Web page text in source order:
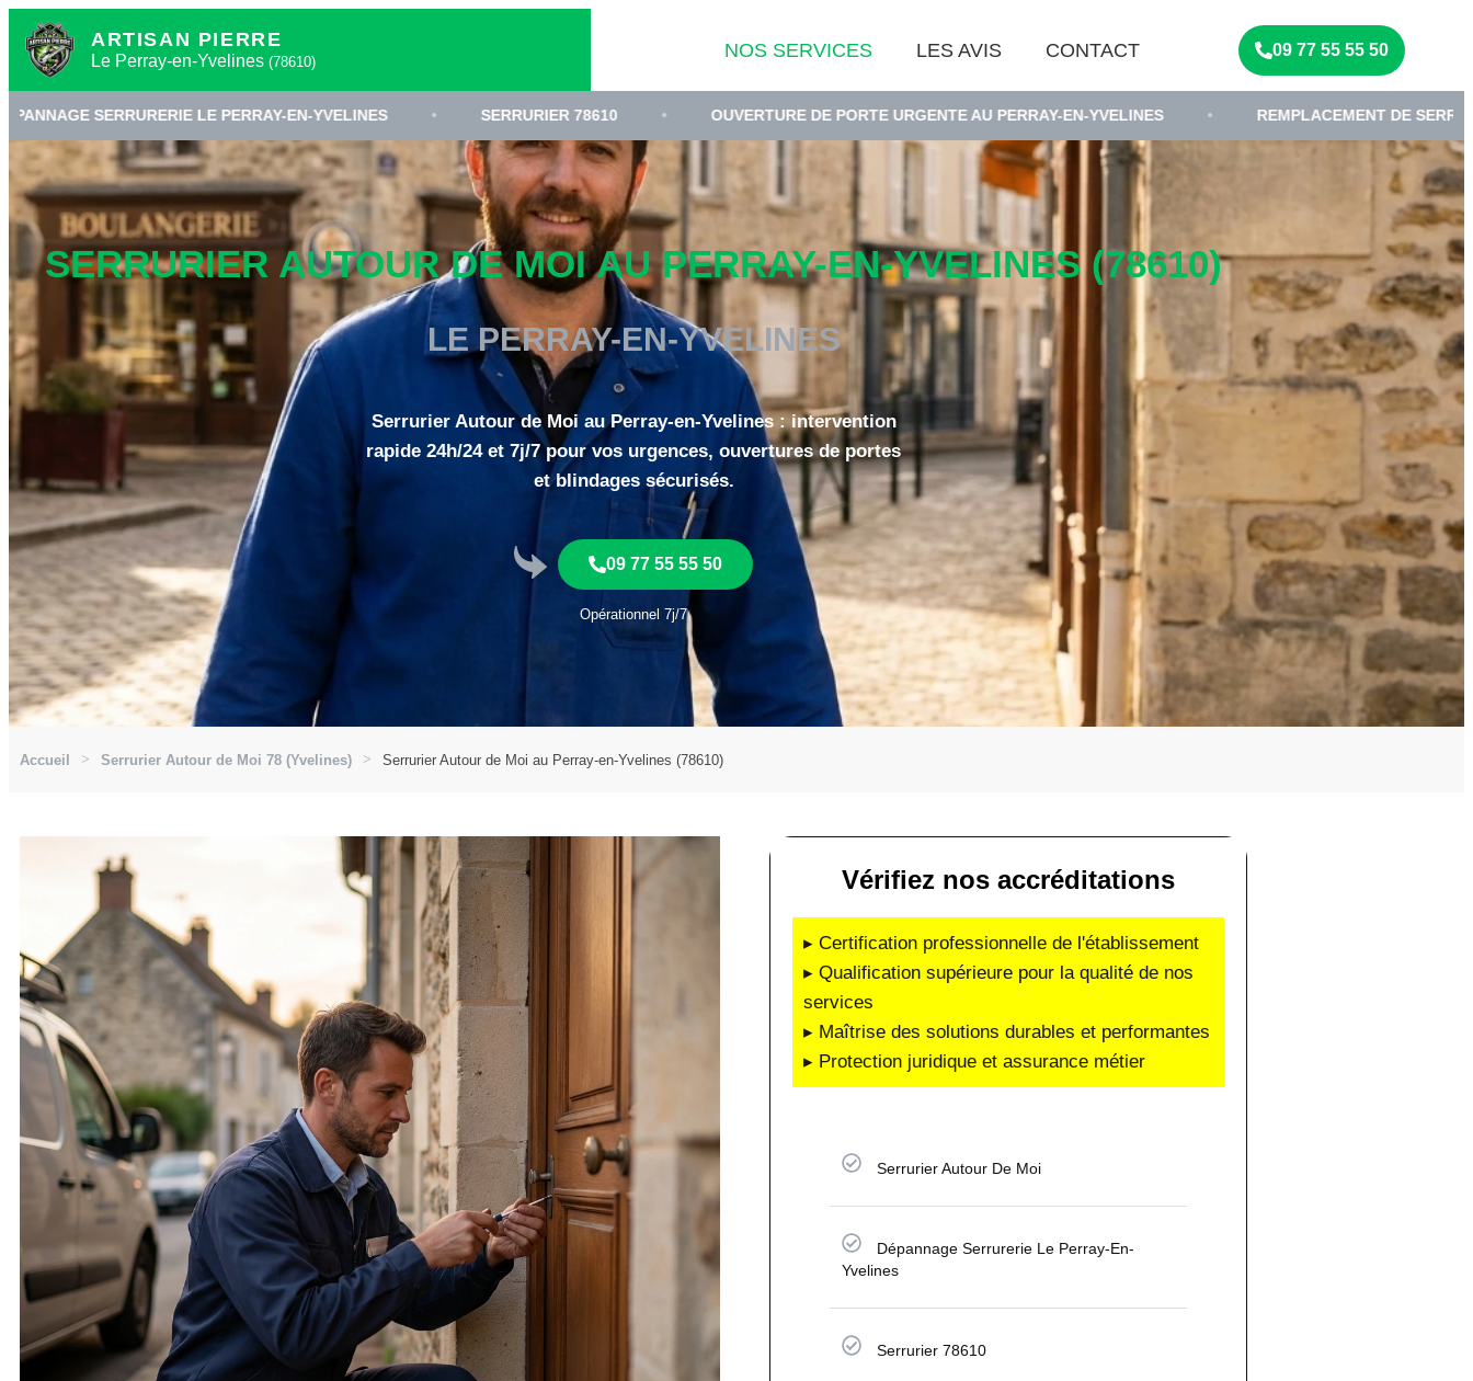
ARTISAN PIERRE
Le Perray-en-Yvelines (78610)
NOS SERVICES LES AVIS CONTACT 09 77 55 55 50
LE PERRAY-EN-YVELINES • SERRURIER 78610 • OUVERTURE DE PORTE URGENTE AU PERRAY-EN-YVELINES • REMPLACEMENT DE SERRURE YVELINES
SERRURIER AUTOUR DE MOI AU PERRAY-EN-YVELINES (78610)
LE PERRAY-EN-YVELINES
Serrurier Autour de Moi au Perray-en-Yvelines : intervention
rapide 24h/24 et 7j/7 pour vos urgences, ouvertures de portes
et blindages sécurisés.
09 77 55 55 50
Opérationnel 7j/7
Accueil Serrurier Autour de Moi 78 (Yvelines) Serrurier Autour de Moi au Perray-en-Yvelines (78610)
Vérifiez nos accréditations
▸ Certification professionnelle de l'établissement
▸ Qualification supérieure pour la qualité de nos
services
▸ Maîtrise des solutions durables et performantes
▸ Protection juridique et assurance métier
Serrurier Autour De Moi
Dépannage Serrurerie Le Perray-En-
Yvelines
Serrurier 78610